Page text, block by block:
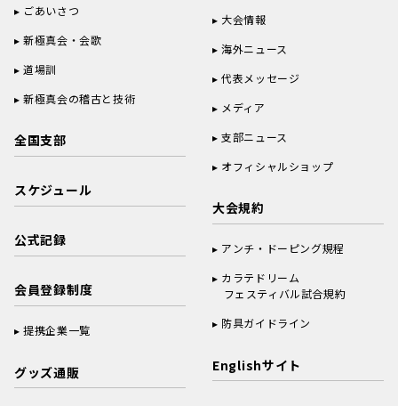
ごあいさつ
新極真会・会歌
道場訓
新極真会の稽古と技術
全国支部
スケジュール
公式記録
会員登録制度
提携企業一覧
グッズ通販
大会情報
海外ニュース
代表メッセージ
メディア
支部ニュース
オフィシャルショップ
大会規約
アンチ・ドーピング規程
カラテドリーム
フェスティバル試合規約
防具ガイドライン
Englishサイト